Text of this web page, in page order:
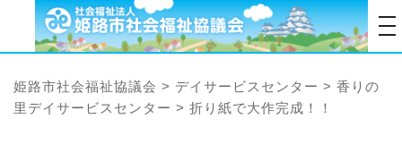
姫路市社会福祉協議会 > デイサービスセンター >香りの
里デイサービスセンター >折り紙で大作完成！！